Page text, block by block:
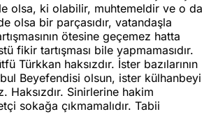
olsa, ki olabilir, muhtemeldir ve o da
olsa bir parçasıdır, vatandaşla
ötesine geçemez hatta
fikir tartışması bile yapmamasıdır.
Türkkan haksızdır. İster bazılarının
Beyefendisi olsun, ister külhanbeyi
Haksızdır. Sinirlerine hakim
sokağa çıkmamalıdır. Tabii